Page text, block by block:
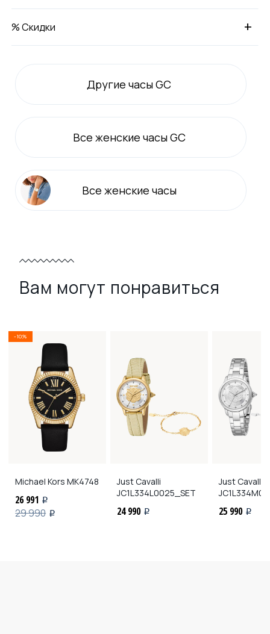
+
% Скидки
Другие часы GC
Все женские часы GC
Все женские часы
Вам могут понравиться
-10%
Michael Kors MK4748
26 991 i
29 990 i
Just Cavalli
JC1L334L0025_SET
24 990 i
Just Cavalli
25 990 i